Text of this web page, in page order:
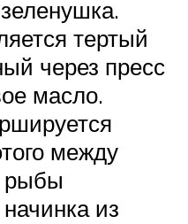
тертый
через пресс
масло.
между
рыбы
из